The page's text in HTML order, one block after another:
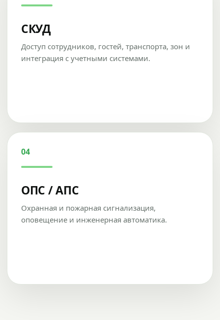
СКУД
Доступ сотрудников, гостей, транспорта, зон и
интеграция с учетными системами.
04
ОПС / АПС
Охранная и пожарная сигнализация,
оповещение и инженерная автоматика.